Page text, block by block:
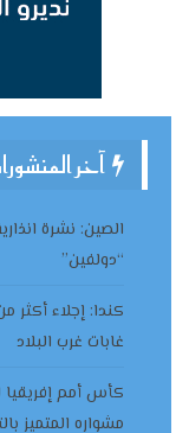
آخر
الصين: نشرة
“دولفين”
غابات غرب البلاد
مشواره المتميز